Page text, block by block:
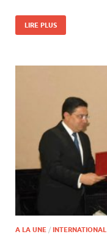
LIRE PLUS
A LA UNE / INTERNATIONAL